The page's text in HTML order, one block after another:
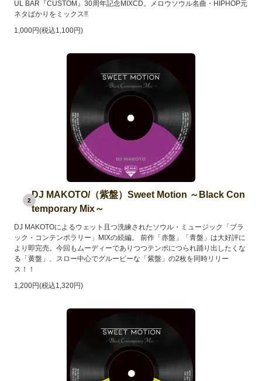
UL BAR『CUSTOM』30周年記念MIXCD。メロウソウル名曲・HIPHOP元
ネタばかりをミックス!!
1,000円(税込1,100円)
2
DJ MAKOTO/（紫盤）Sweet Motion ～Black Con
temporary Mix～
DJ MAKOTOによるウェット且つ洗練されたソウル・ミュージック「ブラ
ック・コンテンポラリー」MIXの続編。 前作「赤盤」「青盤」は大好評に
より即完売。今回もムーディーでありつつテンポにつられ踊り出したくな
る「黄盤」、スロー中心でグルービーな「紫盤」の2枚を同時リリー
ス！！
1,200円(税込1,320円)